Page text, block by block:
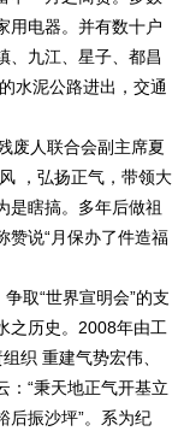
用电器。并有数十户
、九江、星子、都昌
水泥公路进出，交通
废人联合会副主席夏
，弘扬正气，带领大
是瞎搞。多年后做祖
赞说“月保办了件造福
取“世界宣明会”的支
之历史。2008年由工
织 重建气势宏伟、
：“秉天地正气开基立
后振沙坪”。系为纪